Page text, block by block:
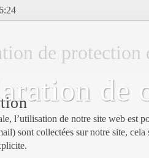
de
de protection
l’utilisation de notre site web est
sont collectées sur notre site,